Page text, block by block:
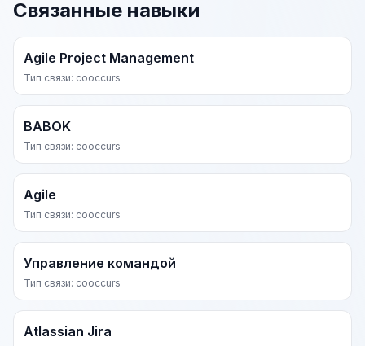
Связанные навыки
Agile Project Management
Тип связи: cooccurs
BABOK
Тип связи: cooccurs
Agile
Тип связи: cooccurs
Управление командой
Тип связи: cooccurs
Atlassian Jira